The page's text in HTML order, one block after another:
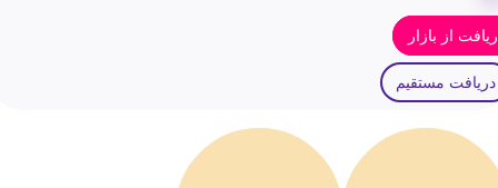
از بازار
دریافت مستقیم